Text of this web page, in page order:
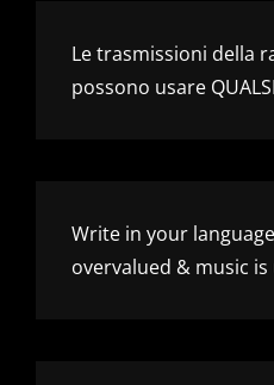
Le trasmissioni della
possono usare
Write in your
overvalued & music